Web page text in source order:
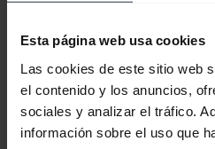
Esta página web usa cookies
Las cookies de este sitio web
el contenido y los anuncios,
sociales y analizar el tráfico.
información sobre el uso que
Guía de
Preguntas